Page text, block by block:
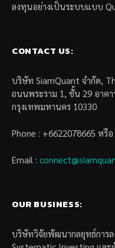
ลงทุนอย่างเป็นระบบแบบ
CONTACT US:
บริษัท SiamQuant จำกัด,
ถนนพระราม 1, ชั้น 29 อาค
กรุงเทพมหานคร 10330
Phone : +6622078665 หรื
Email :
OUR BUSINESS:
บริษัทวิจัยพัฒนากลยุทธ์การ